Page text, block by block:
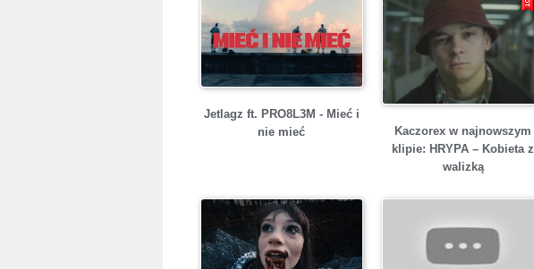
Jetlagz ft. PRO8L3M - Mieć i
nie mieć
Kaczorex w najnowszym
klipie: HRYPA – Kobieta z
walizką